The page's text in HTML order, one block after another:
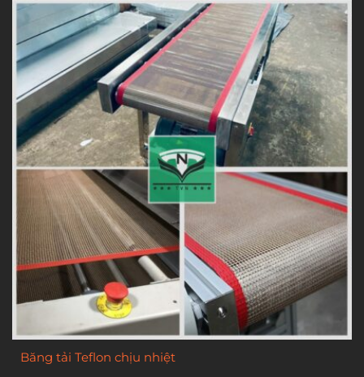
Băng tải Teflon chịu nhiệt